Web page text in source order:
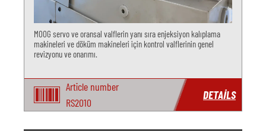
MOOG servo ve oransal valflerin yanı sıra enjeksiyon kalıplama
makineleri ve döküm makineleri için kontrol valflerinin genel
revizyonu ve onarımı.
Article number
RS2010
DETAILS